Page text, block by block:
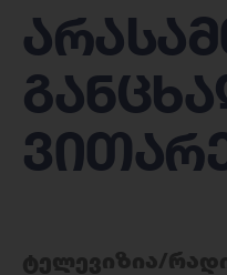
ტელევიზია/